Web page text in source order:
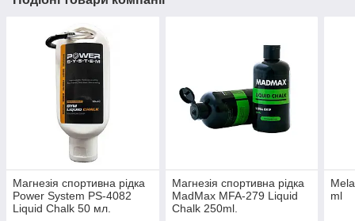
Магнезія спортивна рідка
Power System PS-4082
Liquid Chalk 50 мл.
Магнезія спортивна рідка
MadMax MFA-279 Liquid
Chalk 250ml.
ml